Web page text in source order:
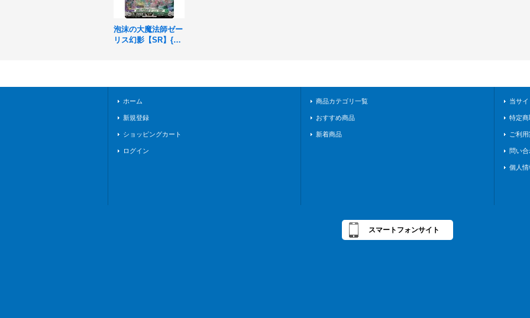
泡沫の大魔法師ゼー
リス幻影【SR】{DZ
ホーム
新規登録
ショッピングカート
ログイン
商品カテゴリ一覧
おすすめ商品
新着商品
当サ
特定
ご利
問い合
個人
スマートフォンサイト